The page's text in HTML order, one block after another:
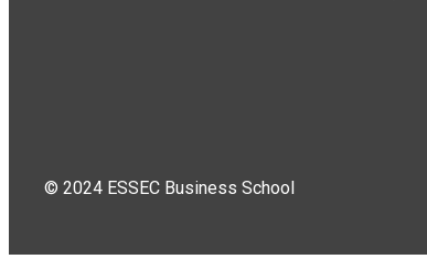
© 2024 ESSEC Business School